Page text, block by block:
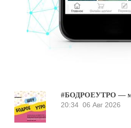
#БОДРОЕУТРО —
20:34 06 Авг 2026